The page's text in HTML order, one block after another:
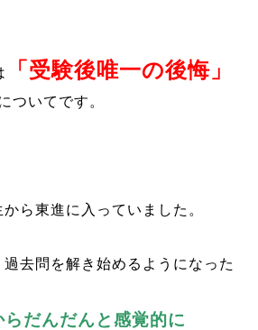
「受験後唯一の後悔」
ついてです。
ら東進に入っていました。
去問を解き始めるようになった
らだんだんと感覚的に